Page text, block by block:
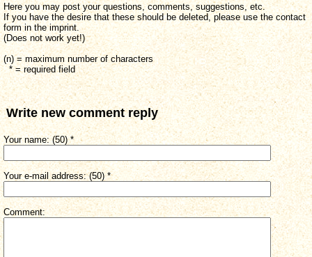
Here you may post your questions, comments, suggestions, etc.
If you have the desire that these should be deleted, please use the contact
form in the imprint.
(Does not work yet!)
(n) = maximum number of characters
* = required field
Write new comment reply
Your name: (50) *
Your e-mail address: (50) *
Comment: